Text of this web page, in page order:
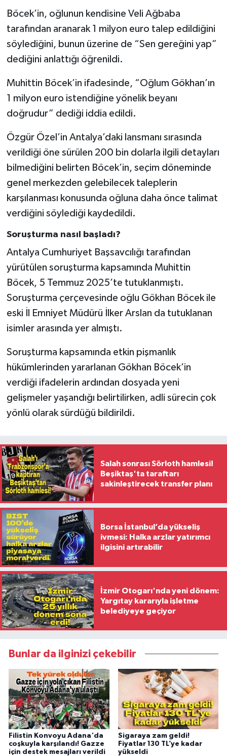
Böcek’in, oğlunun kendisine Veli Ağbaba
tarafından aranarak 1 milyon euro talep edildiğini
söylediğini, bunun üzerine de “Sen gereğini yap”
dediğini anlattığı öğrenildi.
Muhittin Böcek’in ifadesinde, “Oğlum Gökhan’ın
1 milyon euro istendiğine yönelik beyanı
doğrudur” dediği iddia edildi.
Özgür Özel’in Antalya’daki lansmanı sırasında
verildiği öne sürülen 200 bin dolarla ilgili detayları
bilmediğini belirten Böcek’in, seçim döneminde
genel merkezden gelebilecek taleplerin
karşılanması konusunda oğluna daha önce talimat
verdiğini söylediği kaydedildi.
Soruşturma nasıl başladı?
Antalya Cumhuriyet Başsavcılığı tarafından
yürütülen soruşturma kapsamında Muhittin
Böcek, 5 Temmuz 2025’te tutuklanmıştı.
Soruşturma çerçevesinde oğlu Gökhan Böcek ile
eski İl Emniyet Müdürü İlker Arslan da tutuklanan
isimler arasında yer almıştı.
Soruşturma kapsamında etkin pişmanlık
hükümlerinden yararlanan Gökhan Böcek’in
verdiği ifadelerin ardından dosyada yeni
gelişmeler yaşandığı belirtilirken, adli sürecin çok
yönlü olarak sürdüğü bildirildi.
Salah sonrası Sörloth hamlesi!
Beşiktaş'ta taraftarı
sakinleştirecek transfer planı
Borsa İstanbul’da yükseliş
ivmesi: Halka arzlar yatırımcı
ilgisini artırabilir
İzmir Otogarı'nda yeni dönem:
Yargıtay kararıyla işletme
belediyeye geçiyor
Bunlar da ilginizi çekebilir
Filistin Konvoyu Adana'da
coşkuyla karşılandı! Gazze
için destek mesajları verildi
Sigaraya zam geldi!
Fiyatlar 130 TL’ye kadar
yükseldi